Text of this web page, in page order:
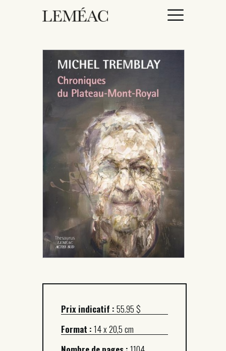
ACCUEIL
CATALOGUE
AUTEURICES
DROITS / RIGHTS
À PROPOS
Prix indicatif :55.95 $
Format :14 x 20,5 cm